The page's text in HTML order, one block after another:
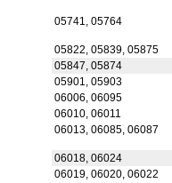
05741, 05764
05822, 05839, 05875
05847, 05874
05901, 05903
06006, 06095
06010, 06011
06013, 06085, 06087
06018, 06024
06019, 06020, 06022